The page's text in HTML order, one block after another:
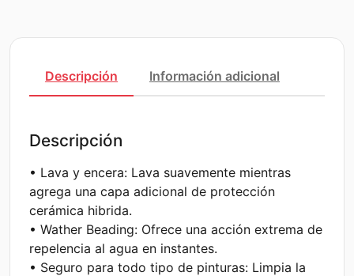
Descripción Información adicional
Descripción
• Lava y encera: Lava suavemente mientras
agrega una capa adicional de protección
cerámica hibrida.
• Wather Beading: Ofrece una acción extrema de
repelencia al agua en instantes.
• Seguro para todo tipo de pinturas: Limpia la